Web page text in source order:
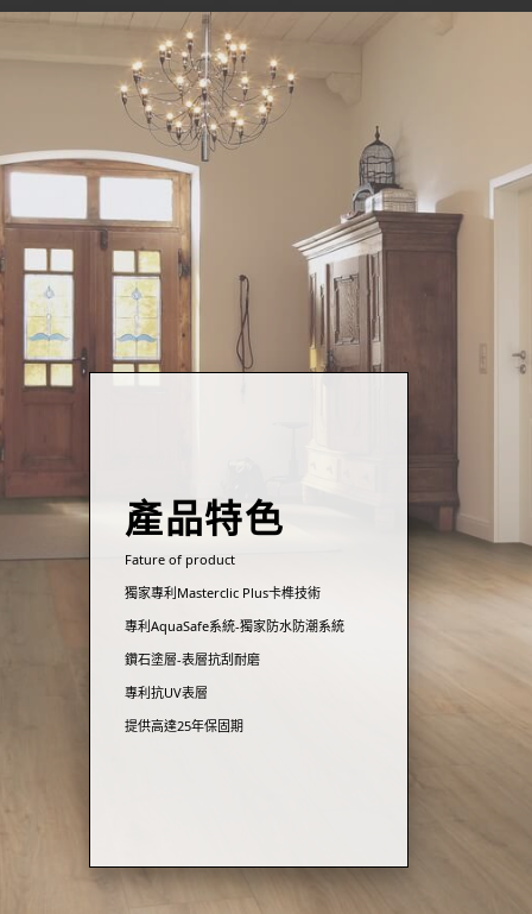
產品特色
Fature of product
獨家專利Masterclic Plus卡榫技術
專利AquaSafe系統-獨家防水防潮系統
鑽石塗層-表層抗刮耐磨
專利抗UV表層
提供高達25年保固期